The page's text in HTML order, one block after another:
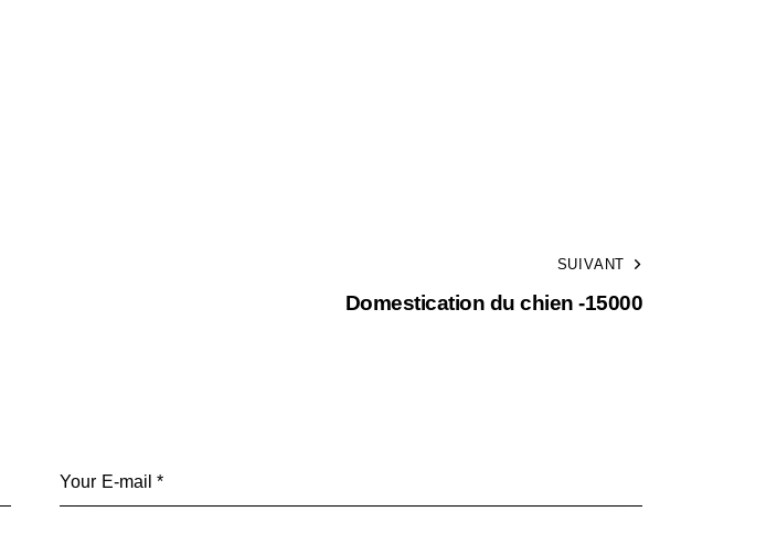
SUIVANT
Domestication du chien -15000